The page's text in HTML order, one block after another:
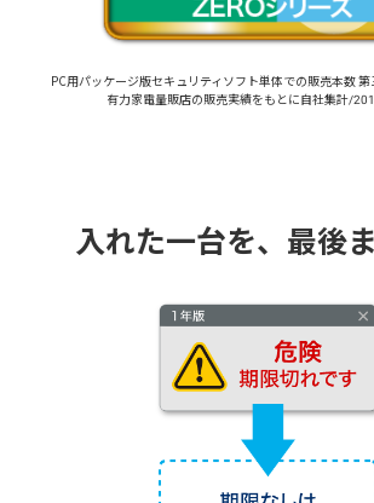
PC用パッケージ版セキュリティソフト単体での販売本数第
有力家電量販店の販売実績をもとに自社集計/
入れた一台を、最後